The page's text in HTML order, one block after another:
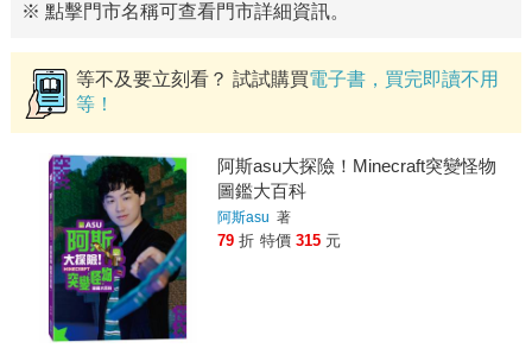
※ 點擊門市名稱可查看門市詳細資訊。
等不及要立刻看？ 試試購買電子書，買完即讀不用
等！
阿斯asu大探險！Minecraft突變怪物
圖鑑大百科
阿斯asu 著
79 折 特價 315 元